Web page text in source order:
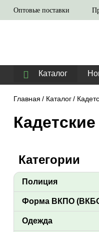
Оптовые поставки
Каталог
Главная / Каталог/
Категории
Полиция
Форма ВКПО
Одежда